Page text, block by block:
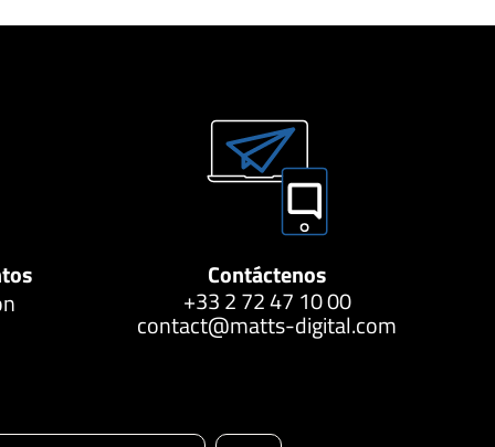
Contáctenos
+33 2 72 47 10 00
contact@matts-digital.com